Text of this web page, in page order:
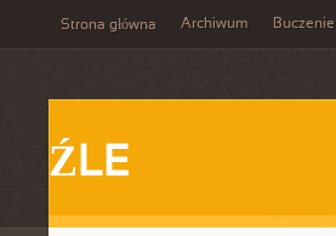
Strona główna Archiwum Buczenie
ŹLE